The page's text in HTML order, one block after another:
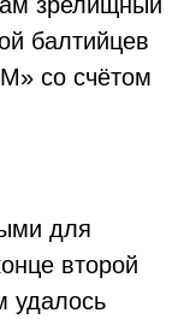
балтийцев
со счётом
для
второй
удалось